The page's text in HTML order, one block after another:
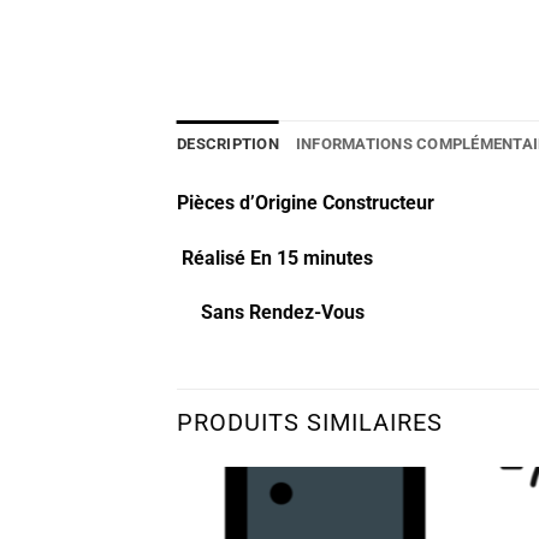
DESCRIPTION INFORMATIONS
Pièces d’Origine Constructeur
Réalisé En 15 minutes
Sans Rendez-Vous
PRODUITS SIMILAIRES